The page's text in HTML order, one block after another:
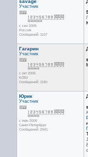
savage
Участник
с сен 2005
Россия
Сообщений: 1107
Гагарин
Участник
с окт 2005
KO50
Сообщений: 1180
Юрик
Участник
с июн 2006
Санкт-Петербург
Сообщений: 2941
и